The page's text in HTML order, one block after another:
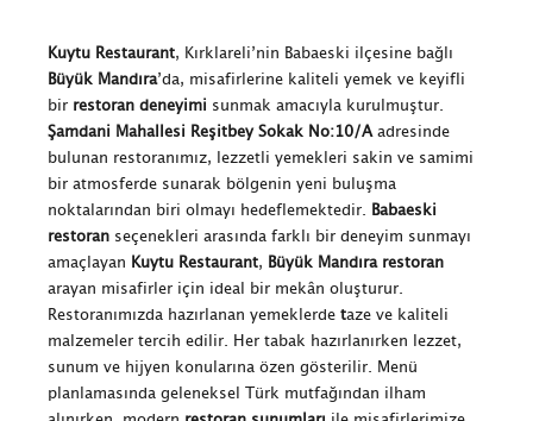
Kuytu Restaurant, Kırklareli’nin Babaeski ilçesine bağlı
Büyük Mandıra’da, misafirlerine kaliteli yemek ve keyifli
bir restoran deneyimi sunmak amacıyla kurulmuştur.
Şamdani Mahallesi Reşitbey Sokak No:10/Aadresinde
bulunan restoranımız, lezzetli yemekleri sakin ve samimi
bir atmosferde sunarak bölgenin yeni buluşma
noktalarından biri olmayı hedeflemektedir.
Babaeski
restoran seçenekleri arasında farklı bir deneyim sunmayı
amaçlayan
Kuytu Restaurant,
Büyük Mandıra restoran
arayan misafirler için ideal bir mekân oluşturur.
Restoranımızda hazırlanan yemeklerde taze ve kaliteli
malzemeler tercih edilir. Her tabak hazırlanırken lezzet,
sunum ve hijyen konularına özen gösterilir. Menü
planlamasında geleneksel Türk mutfağından ilham